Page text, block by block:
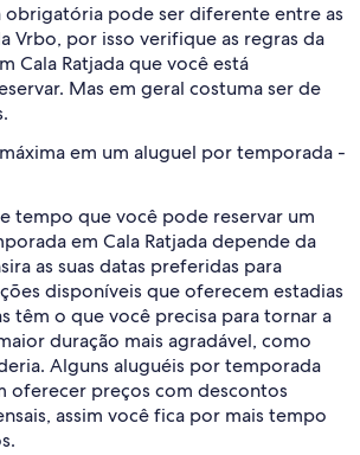
obrigatória pode ser diferente entre as
Vrbo, por isso verifique as regras da
Cala Ratjada que você está
Mas em geral costuma ser de
em um aluguel por temporada -
tempo que você pode reservar um
em Cala Ratjada depende da
as suas datas preferidas para
disponíveis que oferecem estadias
têm o que você precisa para tornar a
duração mais agradável, como
Alguns aluguéis por temporada
oferecer preços com descontos
assim você fica por mais tempo